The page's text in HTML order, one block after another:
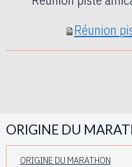
Réunion
ORIGINE DU
ORIGINE DU MARATHON